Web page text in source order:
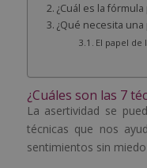
¿Cuál es la
¿Qué necesita
El papel
¿Cuáles son las 7
La asertividad se
técnicas que nos
sentimientos sin